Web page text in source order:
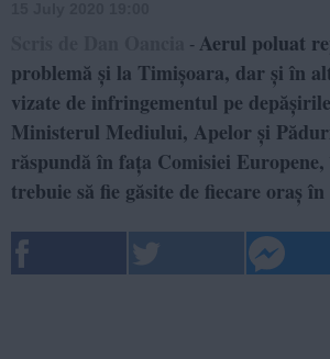
- Aerul poluat
problemă și la Timișoara, dar și în
vizate de infringementul pe
Ministerul Mediului, Apelor și
răspundă în fața Comisiei
trebuie să fie găsite de fiecare oraș